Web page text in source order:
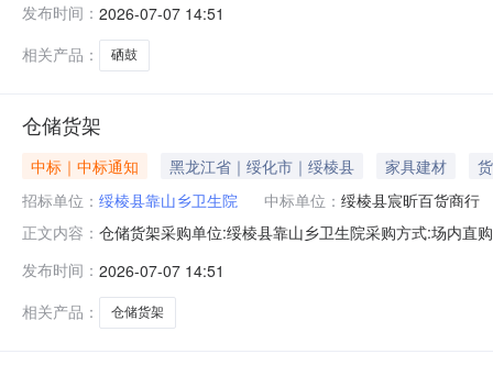
发布时间： 2026-07-07 14:51
相关产品：
硒鼓
仓储货架
中标｜中标通知 黑龙江省｜绥化市｜绥棱县 家具建材
招标单位： 绥棱县靠山乡卫生院 中标单位： 绥棱县宸昕百货商行
正文内容： 仓储货架采购单位:绥棱县靠山乡卫生院采购方式:场内直
发布时间： 2026-07-07 14:51
相关产品：
仓储货架